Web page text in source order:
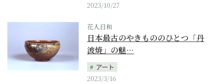
2023/10/27
花人日和
日本最古のやきもののひとつ「丹
波焼」の魅…
アート
2023/3/16